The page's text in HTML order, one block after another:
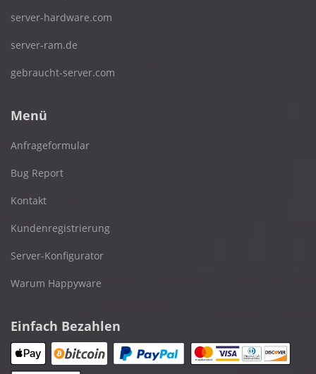
server-hardware.com
server-ram.de
gebraucht-server.com
Menü
Anfrageformular
Bug Report
Kontakt
Kundenregistrierung
Server-Konfigurator
Warum Happyware
Einfach Bezahlen